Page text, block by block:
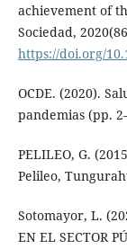
achievement of
Sociedad,
https://doi.org/
OCDE. (2020).
pandemias (pp.
PELILEO, G.
Pelileo,
Sotomayor, L.
EN EL SECTOR